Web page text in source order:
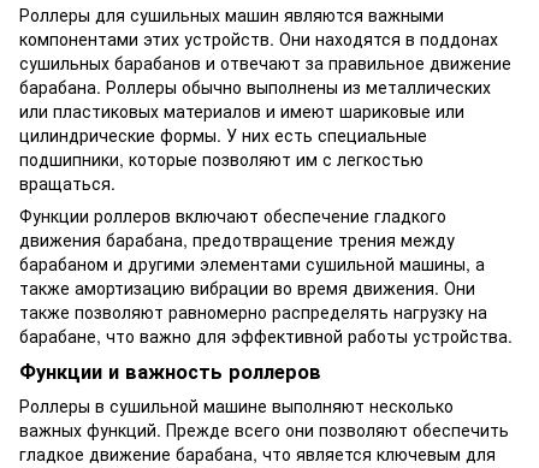
Роллеры для сушильных машин являются важными
компонентами этих устройств. Они находятся в поддонах
сушильных барабанов и отвечают за правильное движение
барабана. Роллеры обычно выполнены из металлических
или пластиковых материалов и имеют шариковые или
цилиндрические формы. У них есть специальные
подшипники, которые позволяют им с легкостью
вращаться.
Функции роллеров включают обеспечение гладкого
движения барабана, предотвращение трения между
барабаном и другими элементами сушильной машины, а
также амортизацию вибрации во время движения. Они
также позволяют равномерно распределять нагрузку на
барабане, что важно для эффективной работы устройства.
Функции и важность роллеров
Роллеры в сушильной машине выполняют несколько
важных функций. Прежде всего они позволяют обеспечить
гладкое движение барабана, что является ключевым для